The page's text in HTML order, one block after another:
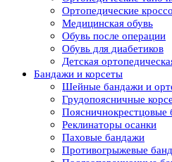
Ортопедические
Медицинская обувь
Обувь после операции
Обувь для диабетиков
Детская
Бандажи и корсеты
Шейные бандажи и
Грудопоясничные
Поясничнокрестцовые
Реклинаторы осанки
Паховые бандажи
Противогрыжевые